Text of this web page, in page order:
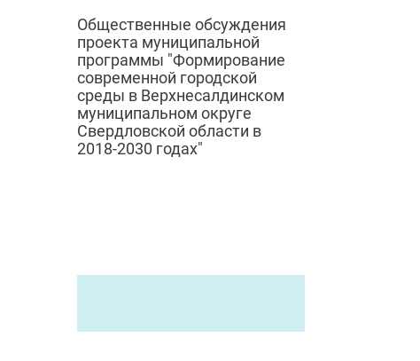
Общественные обсуждения
проекта муниципальной
программы "Формирование
современной городской
среды в Верхнесалдинском
муниципальном округе
Свердловской области в
2018-2030 годах"